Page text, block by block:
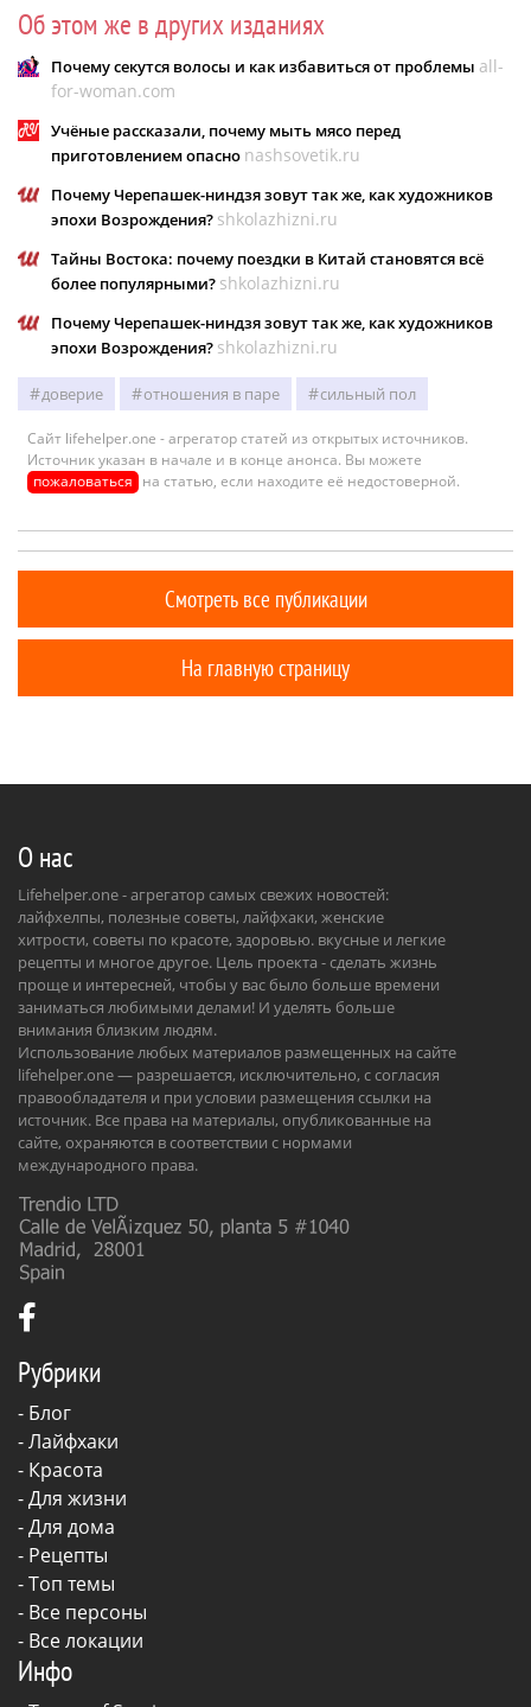
Об этом же в других изданиях
Почему секутся волосы и как избавиться от проблемы all-
for-woman.com
Учёные рассказали, почему мыть мясо перед
приготовлением опасно nashsovetik.ru
Почему Черепашек-ниндзя зовут так же, как художников
эпохи Возрождения? shkolazhizni.ru
Тайны Востока: почему поездки в Китай становятся всё
более популярными? shkolazhizni.ru
Почему Черепашек-ниндзя зовут так же, как художников
эпохи Возрождения? shkolazhizni.ru
доверие отношения в паре сильный пол
Сайт lifehelper.one - агрегатор статей из открытых источников.
Источник указан в начале и в конце анонса. Вы можете
пожаловаться на статью, если находите её недостоверной.
Смотреть все публикации
На главную страницу
О нас
Lifehelper.one - агрегатор самых свежих новостей:
лайфхелпы, полезные советы, лайфхаки, женские
хитрости, советы по красоте, здоровью. вкусные и легкие
рецепты и многое другое. Цель проекта - сделать жизнь
проще и интересней, чтобы у вас было больше времени
заниматься любимыми делами! И уделять больше
внимания близким людям.
Использование любых материалов размещенных на сайте
lifehelper.one — разрешается, исключительно, с согласия
правообладателя и при условии размещения ссылки на
источник. Все права на материалы, опубликованные на
сайте, охраняются в соответствии с нормами
международного права.
Рубрики
- Блог
-Лайфхаки
- Красота
-Для жизни
-Для дома
- Рецепты
- Топ темы
- Все персоны
- Все локации
Инфо